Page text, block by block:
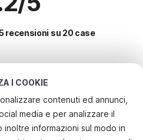
I COOKIE
contenuti ed annunci,
media e per analizzare il
informazioni sul modo in
recensioni su 20 case
per le
in Vandea